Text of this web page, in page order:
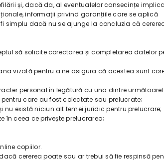
și, dacă da, al eventualelor consecințe
informații privind garanțiile care se aplică
simplu dacă nu se ajunge la concluzia că
să solicite corectarea și completarea datelor
vizată pentru a ne asigura că acestea sunt
personal în legătură cu una dintre
care au fost colectate sau prelucrate;
există niciun alt temei juridic pentru prelucrare;
în ceea ce privește prelucrarea;
copiilor.
cererea poate sau ar trebui să fie respinsă